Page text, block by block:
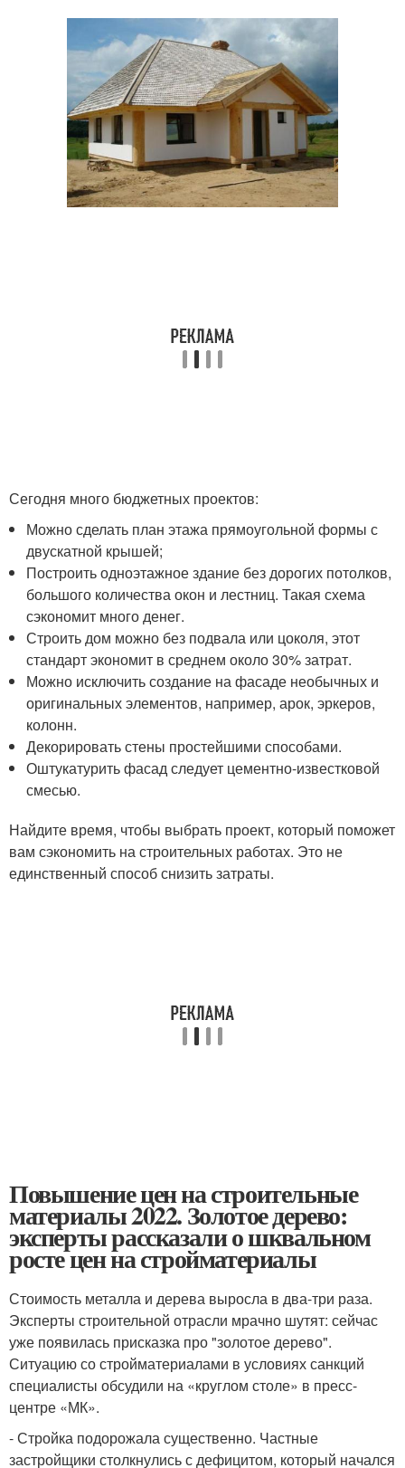
Сегодня много бюджетных проектов:
Можно сделать план этажа прямоугольной формы с
двускатной крышей;
Построить одноэтажное здание без дорогих потолков,
большого количества окон и лестниц. Такая схема
сэкономит много денег.
Строить дом можно без подвала или цоколя, этот
стандарт экономит в среднем около 30% затрат.
Можно исключить создание на фасаде необычных и
оригинальных элементов, например, арок, эркеров,
колонн.
Декорировать стены простейшими способами.
Оштукатурить фасад следует цементно-известковой
смесью.
Найдите время, чтобы выбрать проект, который поможет
вам сэкономить на строительных работах. Это не
единственный способ снизить затраты.
Повышение цен на строительные
материалы 2022. Золотое дерево:
эксперты рассказали о шквальном
росте цен на стройматериалы
Стоимость металла и дерева выросла в два-три раза.
Эксперты строительной отрасли мрачно шутят: сейчас
уже появилась присказка про "золотое дерево".
Ситуацию со стройматериалами в условиях санкций
специалисты обсудили на «круглом столе» в пресс-
центре «МК».
- Стройка подорожала существенно. Частные
застройщики столкнулись с дефицитом, который начался